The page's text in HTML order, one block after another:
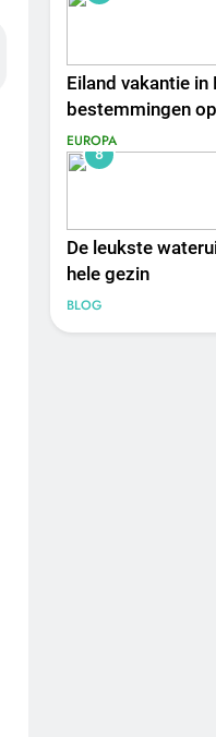
Eiland vakantie
bestemmingen
EUROPA
8
De leukste
hele gezin
BLOG